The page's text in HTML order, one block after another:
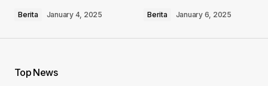
Your Name
Berita January 4, 2025 Berita January 6, 2025
Top News